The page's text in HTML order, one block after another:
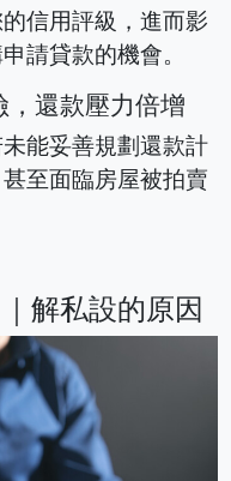
信用評級，進而影
請貸款的機會。
還款壓力倍增
能妥善規劃還款計
至面臨房屋被拍賣
解私設的原因